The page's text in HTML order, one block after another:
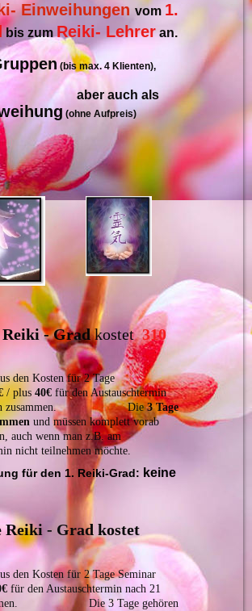
Einweihungen vom 1.
bis zum Reiki- Lehrer an.
(bis max. 4 Klienten),
auch als
(ohne Aufpreis)
Reiki - Grad kostet310
den Kosten für 2 Tage
/ plus40€für den Austauschtermin
zusammen. Die3 Tage
und müssen komplett vorab
auch wenn man z.B. am
nicht teilnehmen möchte.
für den 1. Reiki-Grad: keine
Reiki - Grad kostet
den Kosten für 2 Tage Seminar
für den Austauschtermin nach 21
Die 3 Tage gehören